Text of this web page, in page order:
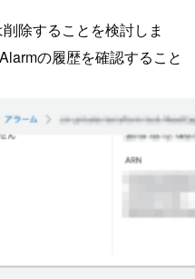
除することを検討しま
の履歴を確認すること